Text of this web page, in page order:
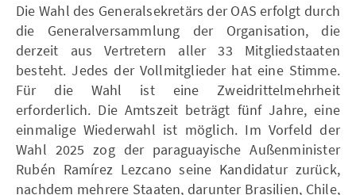
Die Wahl des Generalsekretärs der OAS erfolgt durch
die Generalversammlung der Organisation, die
derzeit aus Vertretern aller 33 Mitgliedstaaten
besteht. Jedes der Vollmitglieder hat eine Stimme.
Für die Wahl ist eine Zweidrittelmehrheit
erforderlich. Die Amtszeit beträgt fünf Jahre, eine
einmalige Wiederwahl ist möglich. Im Vorfeld der
Wahl 2025 zog der paraguayische Außenminister
Rubén Ramírez Lezcano seine Kandidatur zurück,
nachdem mehrere Staaten, darunter Brasilien, Chile,